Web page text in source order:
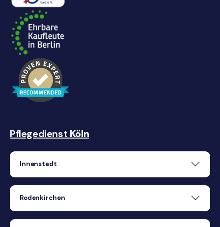
Pflegedienst Köln
Innenstadt
Rodenkirchen